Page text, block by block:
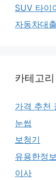
SUV 타이
자동차대
카테고리
가격 추천
눈썹
보청기
유용한정보
이사